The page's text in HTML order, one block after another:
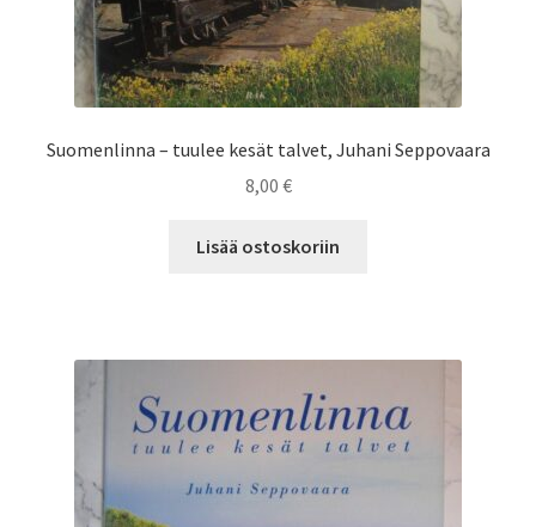
Suomenlinna – tuulee kesät talvet, Juhani Seppovaara
8,00 €
Lisää ostoskoriin